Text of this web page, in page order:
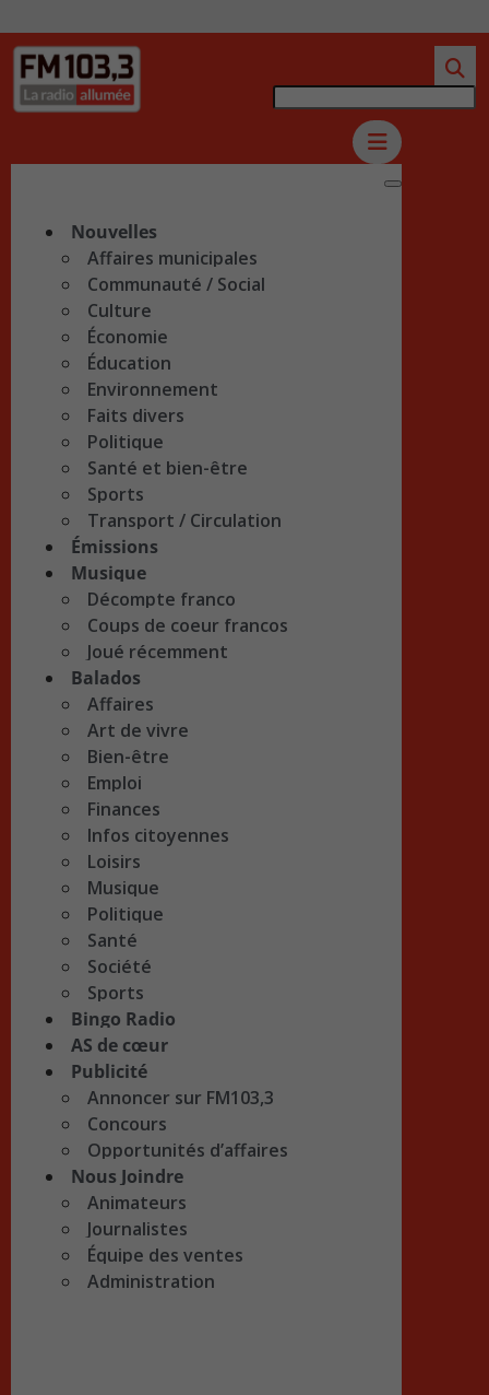
Nouvelles
Affaires municipales
Communauté / Social
Culture
Économie
Éducation
Environnement
Faits divers
Politique
Santé et bien-être
Sports
Transport / Circulation
Émissions
Musique
Décompte franco
Coups de coeur francos
Joué récemment
Balados
Affaires
Art de vivre
Bien-être
Emploi
Finances
Infos citoyennes
Loisirs
Musique
Politique
Santé
Société
Sports
Bingo Radio
AS de cœur
Publicité
Annoncer sur FM103,3
Concours
Opportunités d’affaires
Nous Joindre
Animateurs
Journalistes
Équipe des ventes
Administration